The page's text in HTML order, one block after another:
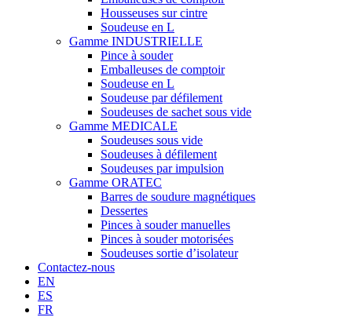
Housseuses sur cintre
Soudeuse en L
Gamme INDUSTRIELLE
Pince à souder
Emballeuses de comptoir
Soudeuse en L
Soudeuse par défilement
Soudeuses de sachet sous vide
Gamme MEDICALE
Soudeuses sous vide
Soudeuses à défilement
Soudeuses par impulsion
Gamme ORATEC
Barres de soudure magnétiques
Dessertes
Pinces à souder manuelles
Pinces à souder motorisées
Soudeuses sortie d’isolateur
Contactez-nous
EN
ES
FR